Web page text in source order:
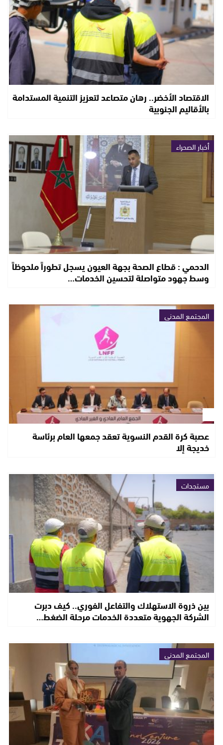
الاقتصاد الأخضر.. رهان متصاعد لتعزيز التنمية المستدامة
بالأقاليم الجنوبية
أخبار الصحراء
الدحمي : قطاع الصحة بجهة العيون يسجل تطوراً ملحوظاً
وسط جهود متواصلة لتحسين الخدمات…
المجتمع المدني
عصبة كرة القدم النسوية تعقد جمعها العام برئاسة
خديجة إلا
مستجدات
بين ذروة الاستهلاك والتفاعل الفوري.. كيف دبرت
الشركة الجهوية متعددة الخدمات مرحلة الضغط…
المجتمع المدني